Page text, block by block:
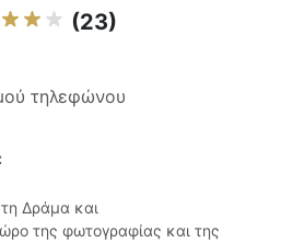
(23)
τηλεφώνου
Δράμα και
της φωτογραφίας και της